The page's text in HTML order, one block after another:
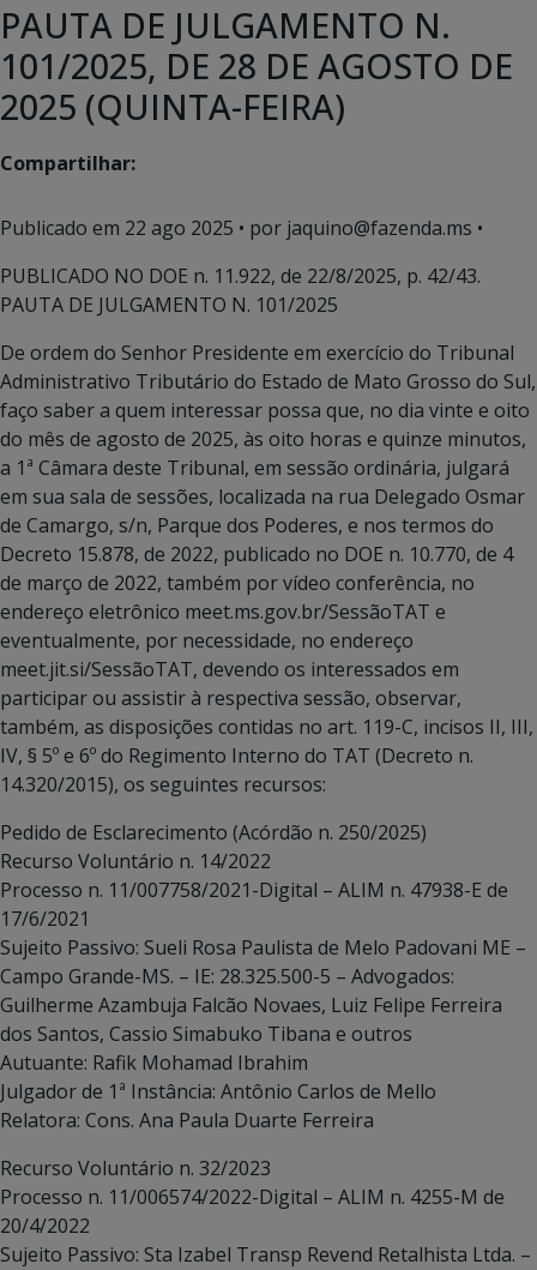
PAUTA DE JULGAMENTO N.
101/2025, DE 28 DE AGOSTO DE
2025 (QUINTA-FEIRA)
Compartilhar:
Publicado em 22 ago 2025 • por jaquino@fazenda.ms •
PUBLICADO NO DOE n. 11.922, de 22/8/2025, p. 42/43.
PAUTA DE JULGAMENTO N. 101/2025
De ordem do Senhor Presidente em exercício do Tribunal
Administrativo Tributário do Estado de Mato Grosso do Sul,
faço saber a quem interessar possa que, no dia vinte e oito
do mês de agosto de 2025, às oito horas e quinze minutos,
a 1ª Câmara deste Tribunal, em sessão ordinária, julgará
em sua sala de sessões, localizada na rua Delegado Osmar
de Camargo, s/n, Parque dos Poderes, e nos termos do
Decreto 15.878, de 2022, publicado no DOE n. 10.770, de 4
de março de 2022, também por vídeo conferência, no
endereço eletrônico meet.ms.gov.br/SessãoTAT e
eventualmente, por necessidade, no endereço
meet.jit.si/SessãoTAT, devendo os interessados em
participar ou assistir à respectiva sessão, observar,
também, as disposições contidas no art. 119-C, incisos II, III,
IV, § 5º e 6º do Regimento Interno do TAT (Decreto n.
14.320/2015), os seguintes recursos:
Pedido de Esclarecimento (Acórdão n. 250/2025)
Recurso Voluntário n. 14/2022
Processo n. 11/007758/2021-Digital – ALIM n. 47938-E de
17/6/2021
Sujeito Passivo: Sueli Rosa Paulista de Melo Padovani ME –
Campo Grande-MS. – IE: 28.325.500-5 – Advogados:
Guilherme Azambuja Falcão Novaes, Luiz Felipe Ferreira
dos Santos, Cassio Simabuko Tibana e outros
Autuante: Rafik Mohamad Ibrahim
Julgador de 1ª Instância: Antônio Carlos de Mello
Relatora: Cons. Ana Paula Duarte Ferreira
Recurso Voluntário n. 32/2023
Processo n. 11/006574/2022-Digital – ALIM n. 4255-M de
20/4/2022
Sujeito Passivo: Sta Izabel Transp Revend Retalhista Ltda. –